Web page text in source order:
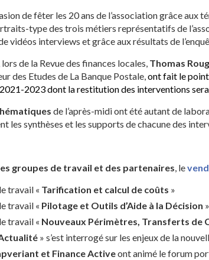
de fêter les 20 ans de l’association grâce
type des trois métiers représentatifs de
vidéos interviews et grâce aux résultats de
lors de la Revue des finances locales, Thomas
des Etudes de La Banque Postale,ont fait le point
2023 dont la restitution des interventions
de l’après-midi ont été autant de
les synthèses et les supports de chacune des
groupes de travail et des partenaires, le
travail « Tarification et calcul de coûts »
travail « Pilotage et Outils d’Aide à la Décision »
travail « Nouveaux Périmètres, Transferts de
» s’est interrogé sur les enjeux de la
et Finance Activeont animé le forum